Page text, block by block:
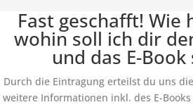
Fast geschafft! Wie
wohin soll ich dir
und das E-Book
Durch die Eintragung erteilst du uns
weitere Informationen inkl. des E-